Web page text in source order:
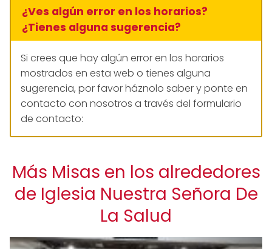
¿Ves algún error en los horarios?
¿Tienes alguna sugerencia?
Si crees que hay algún error en los horarios
mostrados en esta web o tienes alguna
sugerencia, por favor háznolo saber y ponte en
contacto con nosotros a través del formulario
de contacto:
Más Misas en los alrededores
de Iglesia Nuestra Señora De
La Salud